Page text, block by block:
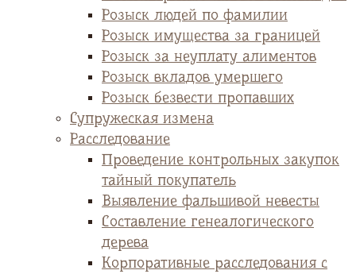
Розыск людей по фамилии
Розыск имущества за границей
Розыск за неуплату алиментов
Розыск вкладов умершего
Розыск безвести пропавших
Супружеская измена
Расследование
Проведение контрольных закупок
тайный покупатель
Выявление фальшивой невесты
Cоставление генеалогического
дерева
Корпоративные расследования с